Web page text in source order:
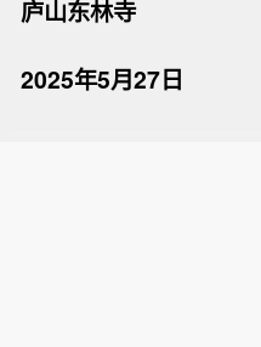
庐山东林寺
2025年5月27日